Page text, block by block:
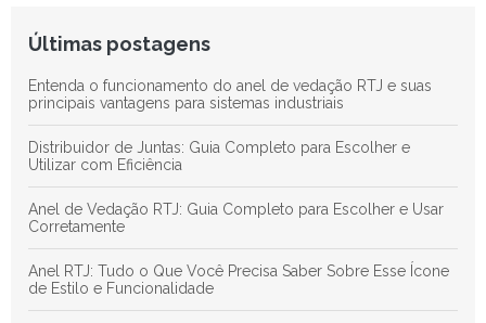
Últimas postagens
Entenda o funcionamento do anel de vedação RTJ e suas
principais vantagens para sistemas industriais
Distribuidor de Juntas: Guia Completo para Escolher e
Utilizar com Eficiência
Anel de Vedação RTJ: Guia Completo para Escolher e Usar
Corretamente
Anel RTJ: Tudo o Que Você Precisa Saber Sobre Esse Ícone
de Estilo e Funcionalidade